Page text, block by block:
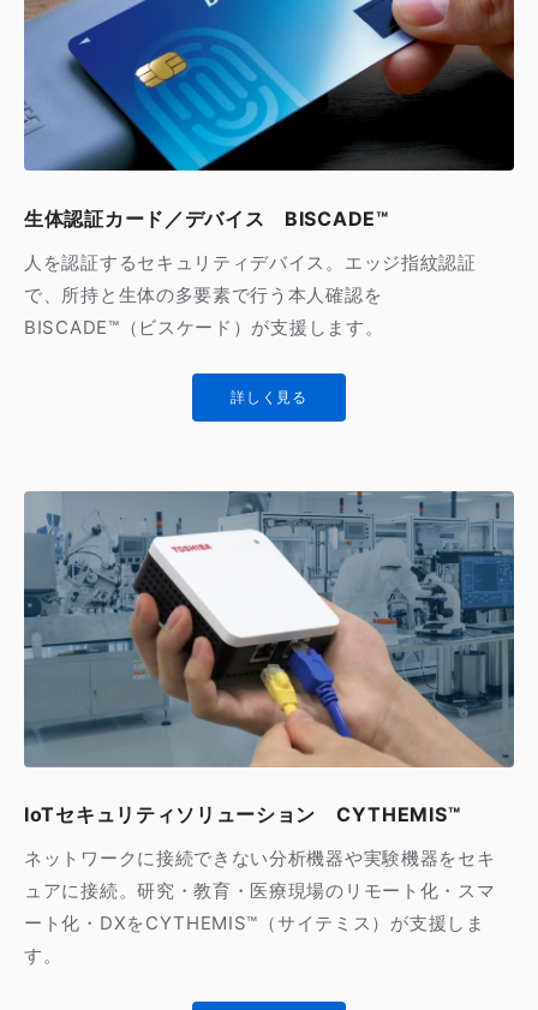
生体認証カード／デバイス BISCADE™
人を認証するセキュリティデバイス。エッジ指紋認証
で、所持と生体の多要素で行う本人確認を
BISCADE™（ビスケード）が支援します。
詳しく見る
IoTセキュリティソリューション CYTHEMIS™
ネットワークに接続できない分析機器や実験機器をセキ
ュアに接続。研究・教育・医療現場のリモート化・スマ
ート化・DXをCYTHEMIS™（サイテミス）が支援しま
す。